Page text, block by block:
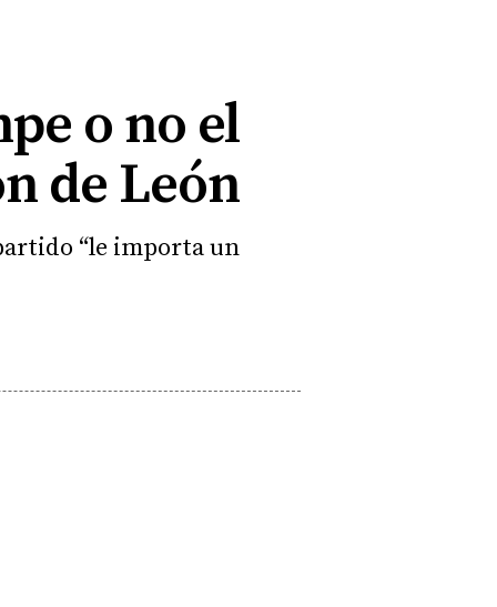
o no el
de León
“le importa un